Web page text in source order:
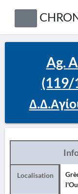
Ag.
(119/
Localisation